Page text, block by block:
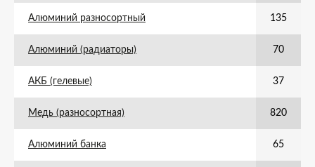
Алюминий разносортный 135
Алюминий (радиаторы) 70
АКБ (гелевые) 37
Медь (разносортная) 820
Алюминий банка 65